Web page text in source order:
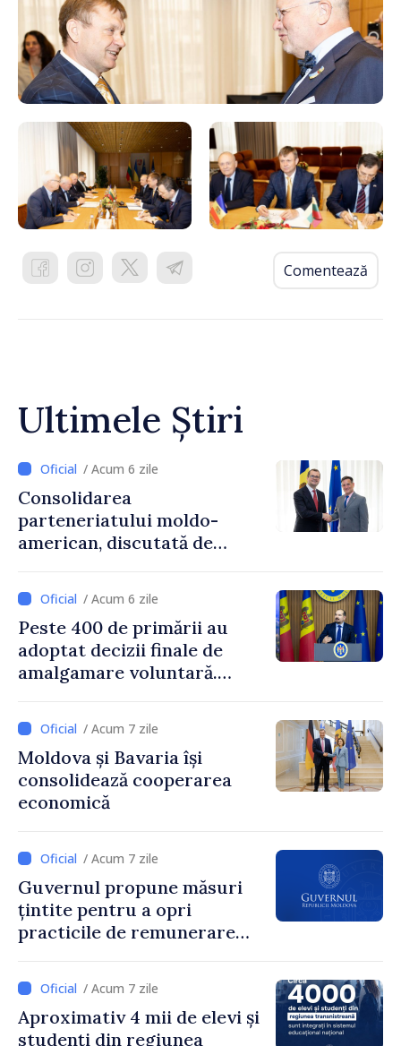
Comentează
Ultimele Știri
/ Acum 6 zile
Consolidarea
parteneriatului moldo-
american, discutată de
și însărcinatul cu afaceri al
SUA, Nick Pietrowicz
/ Acum 6 zile
Peste 400 de primării au
adoptat decizii finale de
amalgamare voluntară.
Guvernului, Alexei Buzu:
„85,5% dintre primării au
inițiat procesul. Le
mulțumim aleșilor locali
pentru că au pus pe primul
dezvoltar
/ Acum 7 zile
Moldova și Bavaria își
consolidează cooperarea
economică
/ Acum 7 zile
Guvernul propune măsuri
țintite pentru a opri
practicile de remunerare
/ Acum 7 zile
Aproximativ 4 mii de elevi și
studenți din regiunea